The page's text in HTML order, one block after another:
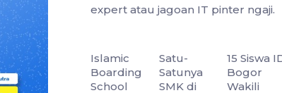
expert atau jagoan IT pinter ngaji.
Islamic
Boarding
School
Satu-
Satunya
SMK di
15 Siswa
Bogor
Wakili